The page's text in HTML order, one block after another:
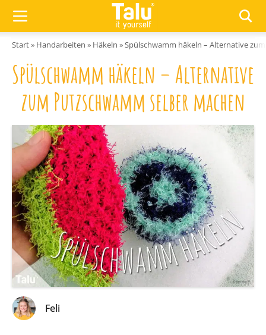
Start» Handarbeiten » Häkeln »Spülschwamm häkeln – Alternative
Spülschwamm häkeln – Alternative
zum Putzschwamm selber machen
Feli